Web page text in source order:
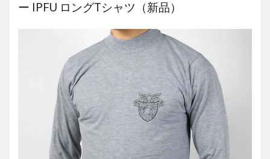
ー IPFU ロングTシャツ（新品）